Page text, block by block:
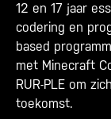
12 en 17 jaar
codering en
based
met Minecraft
RUR-PLE om
toekomst.